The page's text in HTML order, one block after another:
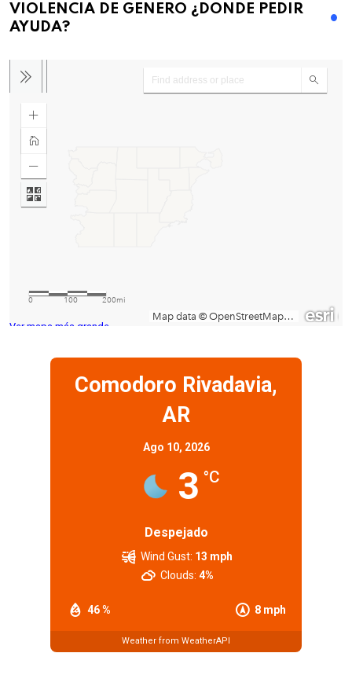
VIOLENCIA DE GENERO ¿DONDE PEDIR
AYUDA?
Ver mapa más grande
Comodoro Rivadavia,
AR
Ago 10, 2026
3 °C
Despejado
46 % 8 mph
Wind Gust: 13 mph
Clouds: 4%
Weather from WeatherAPI